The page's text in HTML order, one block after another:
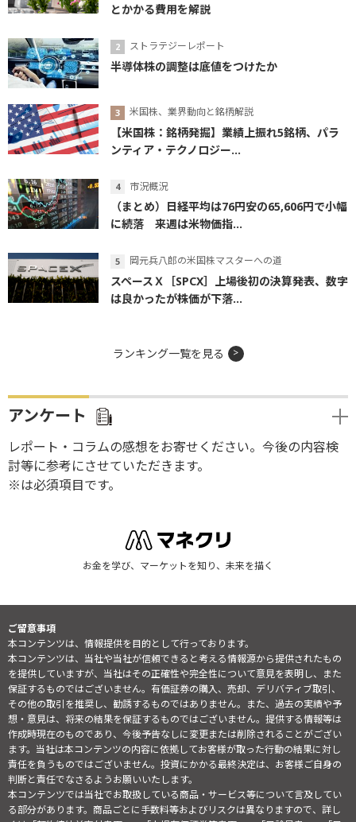
とかかる費用を解説
ストラテジーレポート
半導体株の調整は底値をつけたか
米国株、業界動向と銘柄解説
【米国株：銘柄発掘】業績上振れ5銘柄、パラ
ンティア・テクノロジー...
市況概況
（まとめ）日経平均は76円安の65,606円で小幅
に続落 来週は米物価指...
岡元兵八郎の米国株マスターへの道
スペースＸ［SPCX］上場後初の決算発表、数字
は良かったが株価が下落...
ランキング一覧を見る
アンケート
レポート・コラムの感想をお寄せください。今後の内容検
討等に参考にさせていただきます。
※は必須項目です。
お金を学び、マーケットを知り、未来を描く
ご留意事項
本コンテンツは、情報提供を目的として行っております。
本コンテンツは、当社や当社が信頼できると考える情報源から提供されたもの
を提供していますが、当社はその正確性や完全性について意見を表明し、また
保証するものではございません。有価証券の購入、売却、デリバティブ取引、
その他の取引を推奨し、勧誘するものではありません。また、過去の実績や予
想・意見は、将来の結果を保証するものではございません。提供する情報等は
作成時現在のものであり、今後予告なしに変更または削除されることがござい
ます。当社は本コンテンツの内容に依拠してお客様が取った行動の結果に対し
責任を負うものではございません。投資にかかる最終決定は、お客様ご自身の
判断と責任でなさるようお願いいたします。
本コンテンツでは当社でお取扱している商品・サービス等について言及してい
る部分があります。商品ごとに手数料等およびリスクは異なりますので、詳し